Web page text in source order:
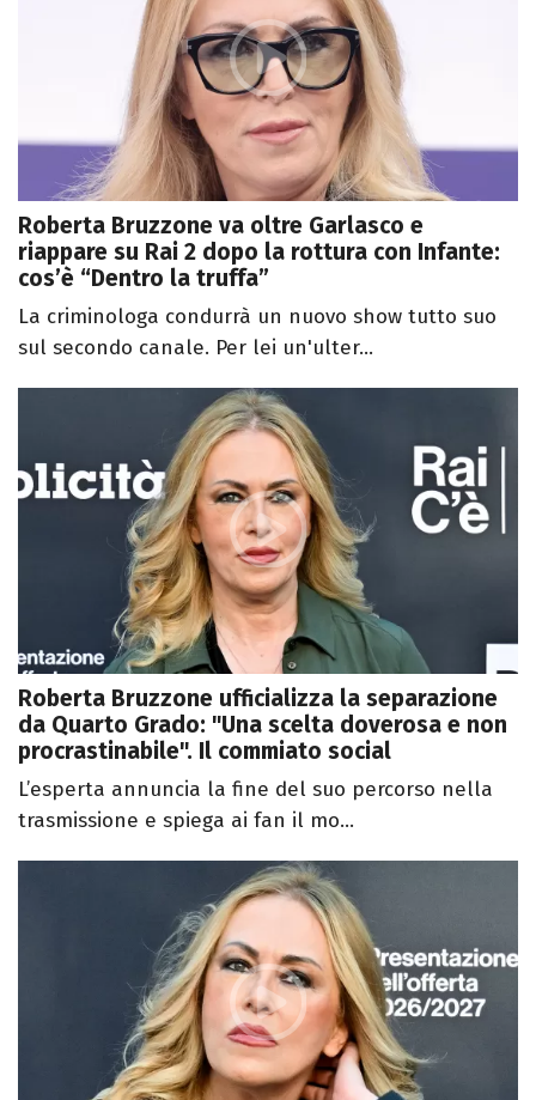
Roberta Bruzzone va oltre Garlasco e
riappare su Rai 2 dopo la rottura con Infante:
cos’è “Dentro la truffa”
La criminologa condurrà un nuovo show tutto suo
sul secondo canale. Per lei un'ulter...
Roberta Bruzzone ufficializza la separazione
da Quarto Grado: "Una scelta doverosa e non
procrastinabile". Il commiato social
L’esperta annuncia la fine del suo percorso nella
trasmissione e spiega ai fan il mo...